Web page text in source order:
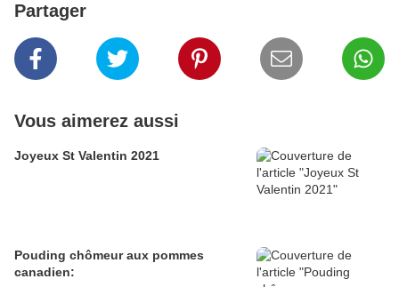
Partager
Vous aimerez aussi
Joyeux St Valentin 2021
Pouding chômeur aux pommes
canadien: